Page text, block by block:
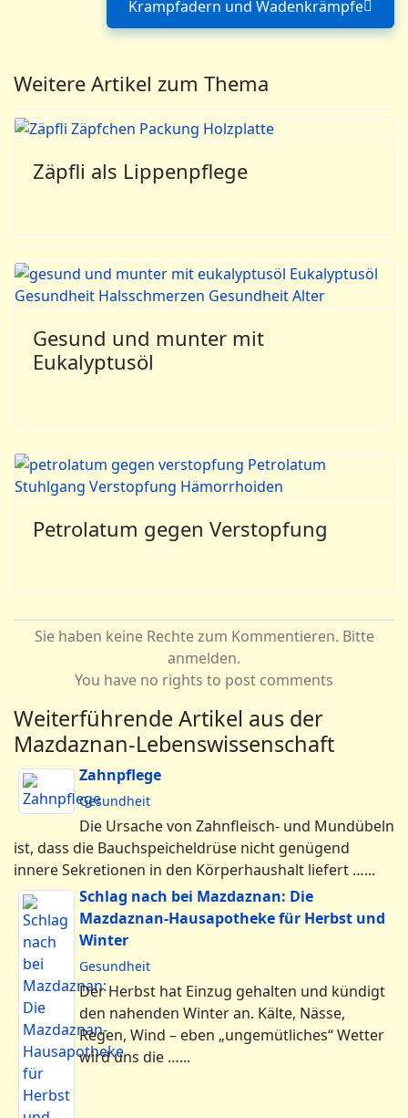
Nächster Beitrag:
Krampfadern und Wadenkrämpfe
Weitere Artikel zum Thema
Zäpfli als Lippenpflege
Gesund und munter mit
Eukalyptusöl
Petrolatum gegen Verstopfung
Sie haben keine Rechte zum Kommentieren. Bitte
anmelden.
You have no rights to post comments
Weiterführende Artikel aus der
Mazdaznan-Lebenswissenschaft
Zahnpflege
Gesundheit
Die Ursache von Zahnfleisch- und Mundübeln
ist, dass die Bauchspeicheldrüse nicht genügend
innere Sekretionen in den Körperhaushalt liefert …...
Schlag nach bei Mazdaznan: Die
Mazdaznan-Hausapotheke für Herbst und
Winter
Gesundheit
Der Herbst hat Einzug gehalten und kündigt
den nahenden Winter an. Kälte, Nässe,
Regen, Wind – eben „ungemütliches“ Wetter
wird uns die …...